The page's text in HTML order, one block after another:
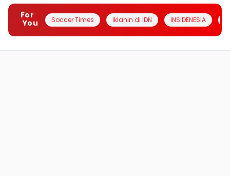
For
You
Soccer Times Iklanin di IDN INSIDENESIA